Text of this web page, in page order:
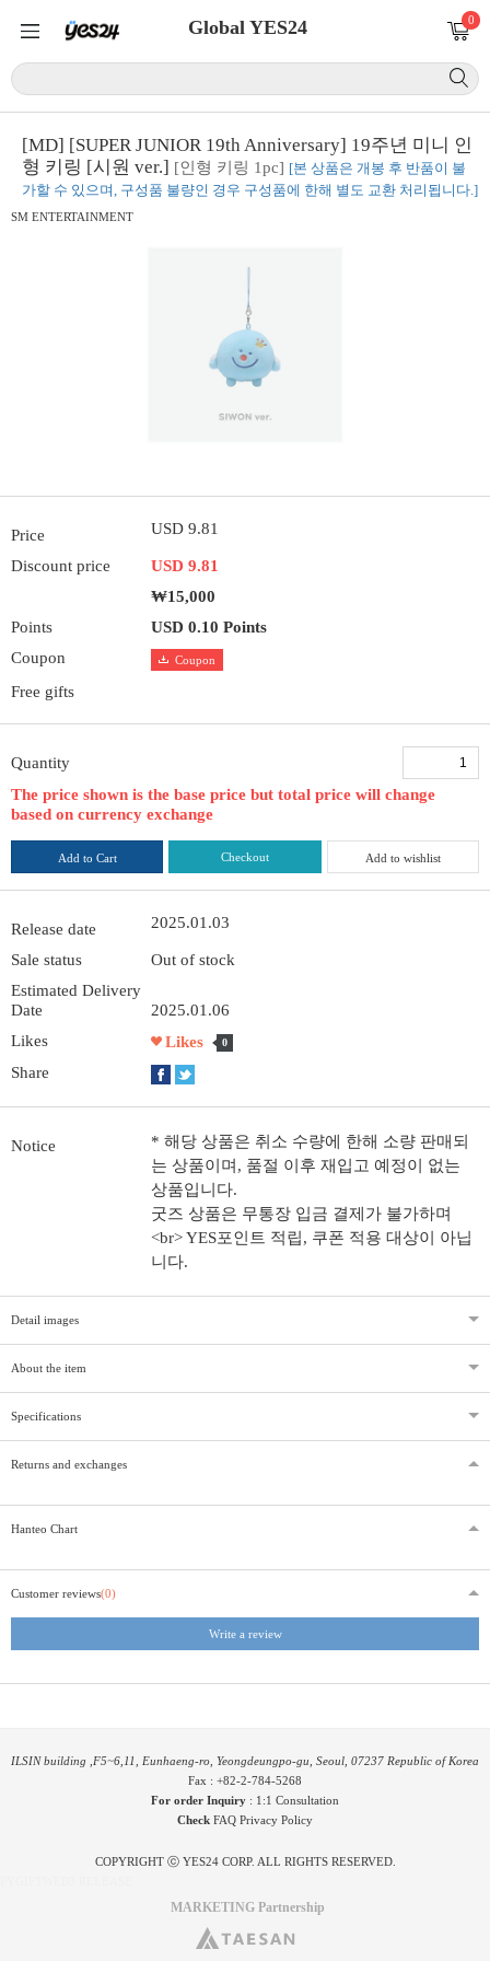
Global YES24 0
[MD] [SUPER JUNIOR 19th Anniversary] 19주년 미니 인
형 키링 [시원 ver.] [인형 키링 1pc] [본 상품은 개봉 후 반품이 불
가할 수 있으며, 구성품 불량인 경우 구성품에 한해 별도 교환 처리됩니다.]
SM ENTERTAINMENT
Price USD 9.81
Discount price
USD 9.81
₩15,000
Points
USD 0.10 Points
Coupon
Coupon
Free gifts
Quantity
The price shown is the base price but total price will change
based on currency exchange
Add to Cart Checkout Add to wishlist
Release date 2025.01.03
Sale status
Out of stock
Estimated Delivery
Date
2025.01.06
Likes
Likes 0
Share
Notice
* 해당 상품은 취소 수량에 한해 소량 판매되
는 상품이며, 품절 이후 재입고 예정이 없는
상품입니다.
굿즈 상품은 무통장 입금 결제가 불가하며
<br> YES포인트 적립, 쿠폰 적용 대상이 아닙
니다.
Detail images
About the item
Specifications
Returns and exchanges
Hanteo Chart
Customer reviews(0)
Write a review
ILSIN building ,F5~6,11, Eunhaeng-ro, Yeongdeungpo-gu, Seoul, 07237 Republic of Korea
Fax : +82-2-784-5268
For order Inquiry : 1:1 Consultation
Check FAQ Privacy Policy
COPYRIGHT ⓒ YES24 CORP. ALL RIGHTS RESERVED.
MARKETING Partnership